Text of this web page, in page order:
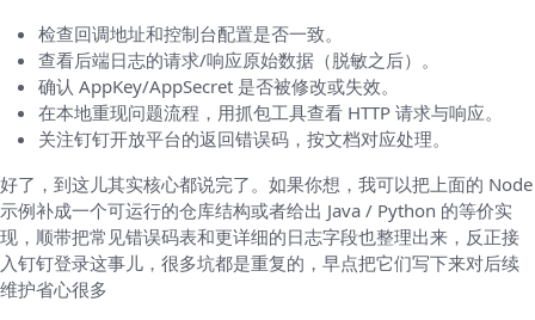
检查回调地址和控制台配置是否一致。
查看后端日志的请求/响应原始数据（脱敏之后）。
确认 AppKey/AppSecret 是否被修改或失效。
在本地重现问题流程，用抓包工具查看 HTTP 请求与响应。
关注钉钉开放平台的返回错误码，按文档对应处理。
好了，到这儿其实核心都说完了。如果你想，我可以把上面的 Node
示例补成一个可运行的仓库结构或者给出 Java / Python 的等价实
现，顺带把常见错误码表和更详细的日志字段也整理出来，反正接
入钉钉登录这事儿，很多坑都是重复的，早点把它们写下来对后续
维护省心很多